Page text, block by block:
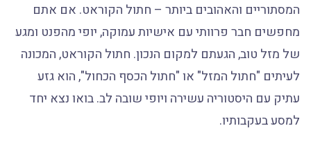
המסתוריים והאהובים ביותר – חתול הקוראט. אם אתם
מחפשים חבר פרוותי עם אישיות עמוקה, יופי מהפנט ומגע
של מזל טוב, הגעתם למקום הנכון. חתול הקוראט, המכונה
לעיתים "חתול המזל" או "חתול הכסף הכחול", הוא גזע
עתיק עם היסטוריה עשירה ויופי שובה לב. בואו נצא יחד
למסע בעקבותיו.